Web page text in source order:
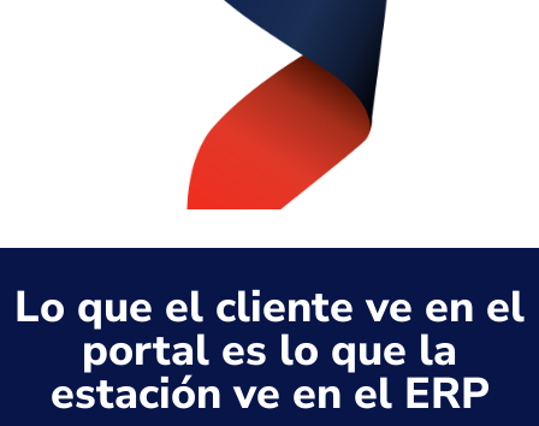
Lo que el cliente ve en el
portal es lo que la
estación ve en el ERP